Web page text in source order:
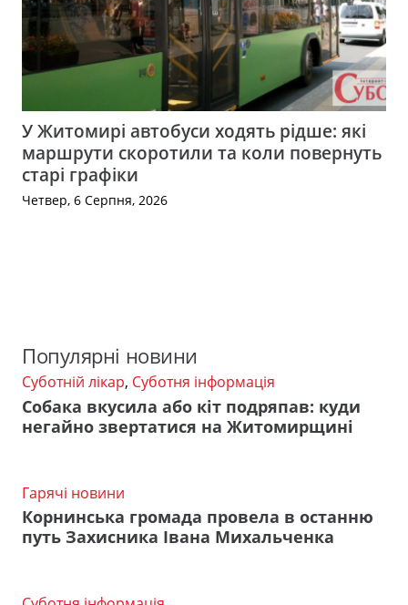
У Житомирі автобуси ходять рідше: які
маршрути скоротили та коли повернуть
старі графіки
Четвер, 6 Серпня, 2026
Популярні новини
Суботній лікар, Суботня інформація
Собака вкусила або кіт подряпав: куди
негайно звертатися на Житомирщині
Гарячі новини
Корнинська громада провела в останню
путь Захисника Івана Михальченка